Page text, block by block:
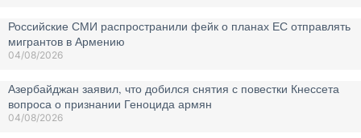
Российские СМИ распространили фейк о планах ЕС отправлять
мигрантов в Армению
04/08/2026
Азербайджан заявил, что добился снятия с повестки Кнессета
вопроса о признании Геноцида армян
04/08/2026